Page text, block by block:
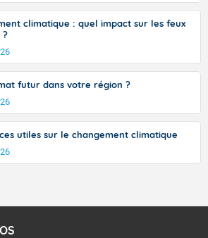
climatique : quel impact sur les feux
?
futur dans votre région ?
utiles sur le changement climatique